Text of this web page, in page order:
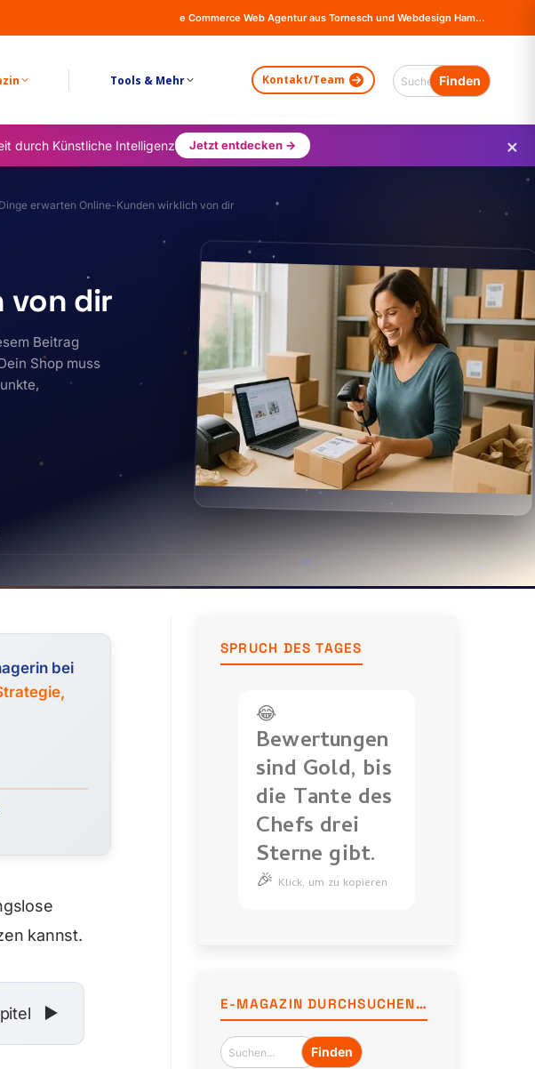
e Commerce Web Agentur aus Tornesch und Webdesign Hamburg - Online Shops, Firma Website Erstellung - Magento - Wordpress - WooCommerce
Tools & Mehr Kontakt/Team
durch Künstliche Intelligenz Jetzt entdecken → ×
erwarten Online-Kunden wirklich von dir
von dir
Beitrag
Shop muss
bei
kannst.
▼
SPRUCH DES TAGES
😂
Bewertungen
sind Gold, bis
die Tante des
Chefs drei
Sterne gibt.
🎉 Klick, um zu kopieren
Tante
des
E-MAGAZIN DURCHSUCHEN…